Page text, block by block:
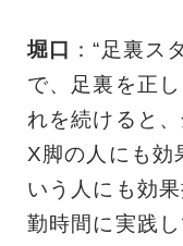
堀口
：“足裏ス
で、足裏を正
れを続けると
X脚の人にも効
いう人にも効
勤時間に実践